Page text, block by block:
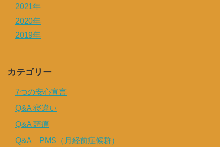
2021年
2020年
2019年
カテゴリー
7つの安心宣言
Q&A 寝違い
Q&A 頭痛
Q&A PMS（月経前症候群）